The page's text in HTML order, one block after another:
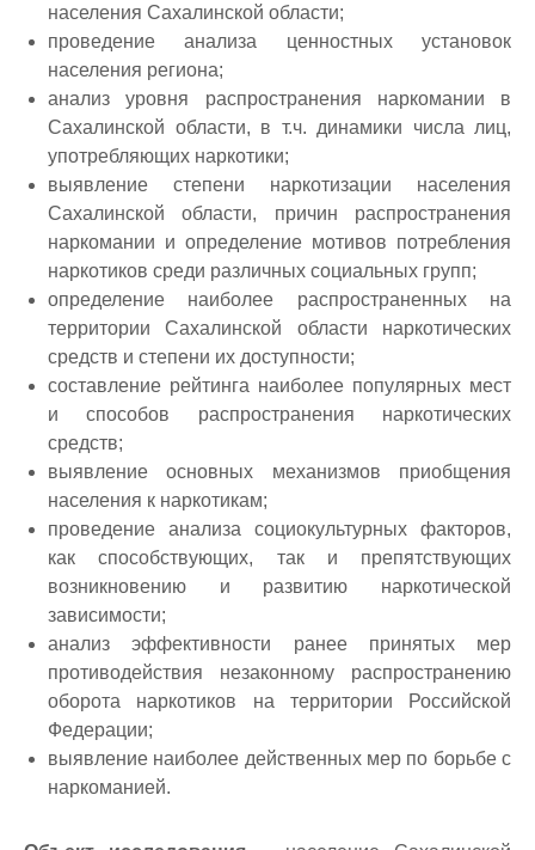
населения Сахалинской области;
проведение анализа ценностных установок
населения региона;
анализ уровня распространения наркомании в
Сахалинской области, в т.ч. динамики числа лиц,
употребляющих наркотики;
выявление степени наркотизации населения
Сахалинской области, причин распространения
наркомании и определение мотивов потребления
наркотиков среди различных социальных групп;
определение наиболее распространенных на
территории Сахалинской области наркотических
средств и степени их доступности;
составление рейтинга наиболее популярных мест
и способов распространения наркотических
средств;
выявление основных механизмов приобщения
населения к наркотикам;
проведение анализа социокультурных факторов,
как способствующих, так и препятствующих
возникновению и развитию наркотической
зависимости;
анализ эффективности ранее принятых мер
противодействия незаконному распространению
оборота наркотиков на территории Российской
Федерации;
выявление наиболее действенных мер по борьбе с
наркоманией.